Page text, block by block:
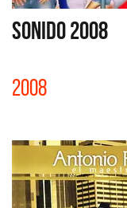
SONIDO 2008
2008